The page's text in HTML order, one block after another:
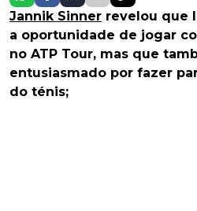
Jannik Sinner revelou que
a oportunidade de jogar
no ATP Tour, mas que
entusiasmado por fazer
do ténis;